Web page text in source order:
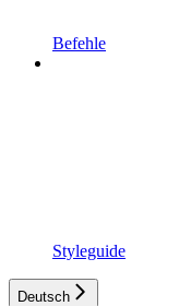
Befehle
Styleguide
Deutsch